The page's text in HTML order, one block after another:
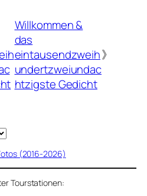
Willkommen &
das
eintausendzweih
undertzweiundac
htzigste Gedicht
》
(2016-2026)
Tourstationen: